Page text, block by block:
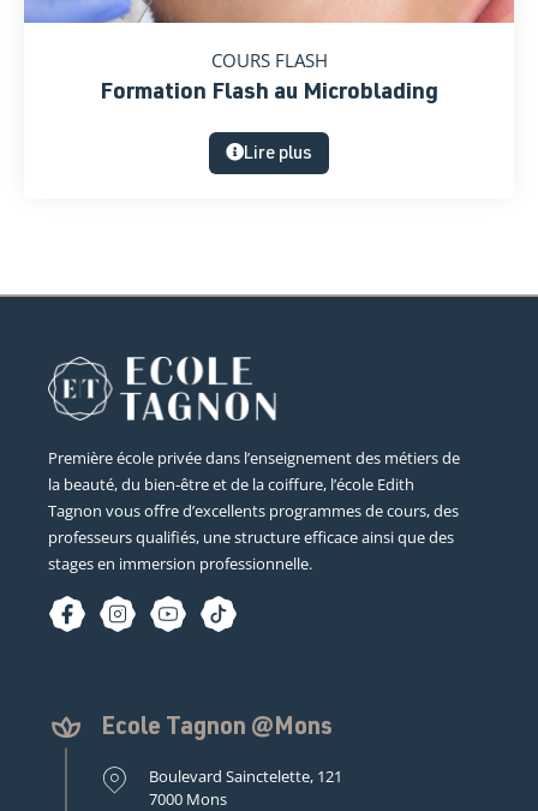
COURS FLASH
Formation Flash au Microblading
Lire plus
Première école privée dans l’enseignement des métiers de
la beauté, du bien-être et de la coiffure, l’école Edith
Tagnon vous offre d’excellents programmes de cours, des
professeurs qualifiés, une structure efficace ainsi que des
stages en immersion professionnelle.
Ecole Tagnon @Mons
Boulevard Sainctelette, 121
7000 Mons